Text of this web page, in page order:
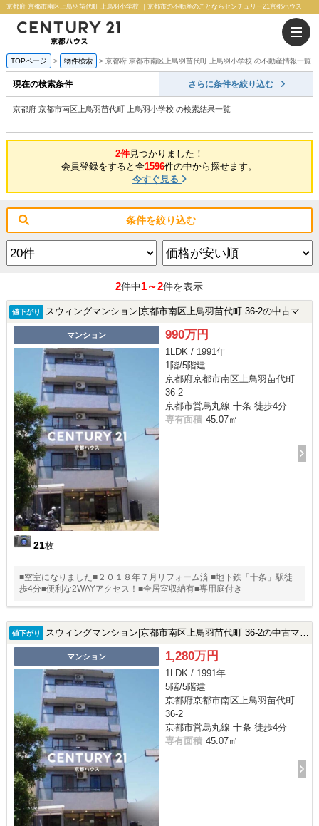
京都府 京都市南区上鳥羽苗代町 上鳥羽小学校 ｜京都市の不動産のことならセンチュリー21京都ハウス
TOPページ 物件検索 京都府 京都市南区上鳥羽苗代町 上鳥羽小学校 の不動産情報一覧
現在の検索条件 さらに条件を絞り込む
京都府 京都市南区上鳥羽苗代町 上鳥羽小学校 の検索結果一覧
2件見つかりました！
会員登録をすると全1596件の中から探せます。
今すぐ見る
条件を絞り込む
2件中1～2件を表示
値下がり スウィングマンション|京都市南区上鳥羽苗代町 36-2の中古マンション
マンション
21枚
990万円
1LDK / 1991年
1階/5階建
京都府京都市南区上鳥羽苗代町
36-2
京都市営烏丸線 十条 徒歩4分
専有面積 45.07㎡
■空室になりました■２０１８年７月リフォーム済 ■地下鉄「十条」駅徒
歩4分■便利な2WAYアクセス！■全居室収納有■専用庭付き
値下がり スウィングマンション|京都市南区上鳥羽苗代町 36-2の中古マンション
マンション 1,280万円
1LDK / 1991年
5階/5階建
京都府京都市南区上鳥羽苗代町
36-2
京都市営烏丸線 十条 徒歩4分
専有面積 45.07㎡